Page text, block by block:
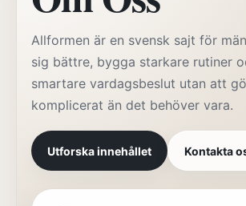
Allformen är en svensk sajt för
sig bättre, bygga starkare rutiner
smartare vardagsbeslut utan att
komplicerat än det behöver vara.
Utforska innehållet Kontakta